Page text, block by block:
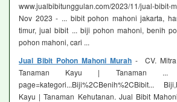
www.jualbibitunggulan.com/2023/11/jual-
Nov 2023 - ... bibit pohon mahoni jakarta,
timur, jual bibit ... biji pohon mahoni, benih
pohon mahoni, cari ...
Jual Bibit Pohon Mahoni Murah - CV. Mitra
Tanaman Kayu | Tanaman ...
page=kategori...Biji%2CBenih%2CBibit...
Kayu | Tanaman Kehutanan. Jual Bibit